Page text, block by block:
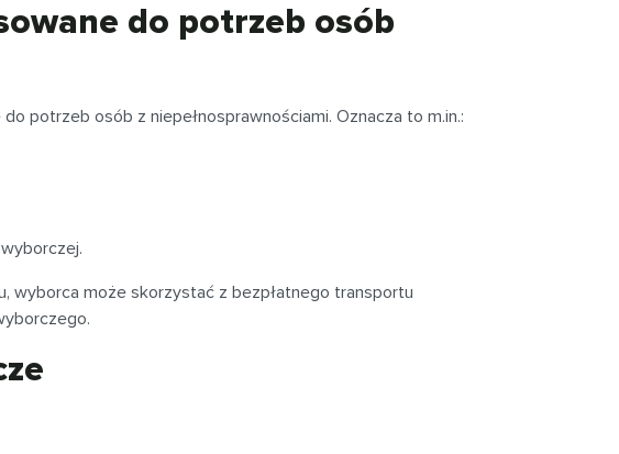
do potrzeb osób
potrzeb osób z niepełnosprawnościami. Oznacza to m.in.:
wyborca może skorzystać z bezpłatnego transportu